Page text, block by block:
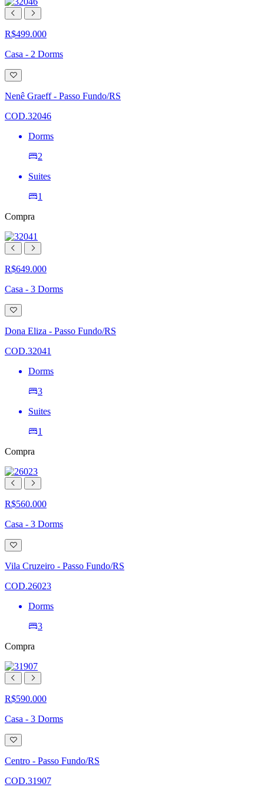
R$499.000
Casa - 2 Dorms
Adicionar
à
lista
de
Nenê Graeff - Passo Fundo/RS
COD.32046
Dorms
2
Suites
1
Compra
R$649.000
Casa - 3 Dorms
Adicionar
à
lista
de
Dona Eliza - Passo Fundo/RS
COD.32041
Dorms
3
Suites
1
Compra
R$560.000
Casa - 3 Dorms
Adicionar
à
lista
de
Vila Cruzeiro - Passo Fundo/RS
COD.26023
Dorms
3
Compra
R$590.000
Casa - 3 Dorms
Adicionar
à
lista
de
Centro - Passo Fundo/RS
COD.31907